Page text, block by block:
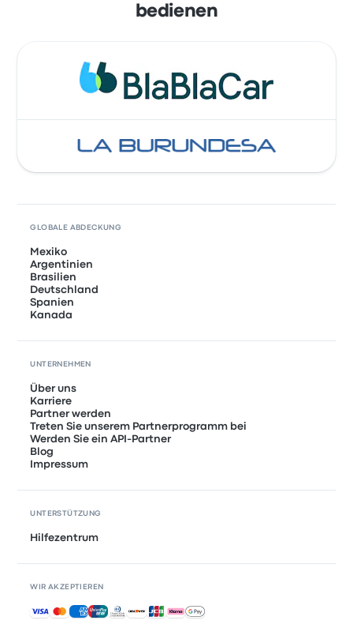
bedienen
GLOBALE ABDECKUNG
Mexiko
Argentinien
Brasilien
Deutschland
Spanien
Kanada
UNTERNEHMEN
Über uns
Karriere
Partner werden
Treten Sie unserem Partnerprogramm bei
Werden Sie ein API-Partner
Blog
Impressum
UNTERSTÜTZUNG
Hilfezentrum
WIR AKZEPTIEREN
Akzeptierte Zahlungsmethoden